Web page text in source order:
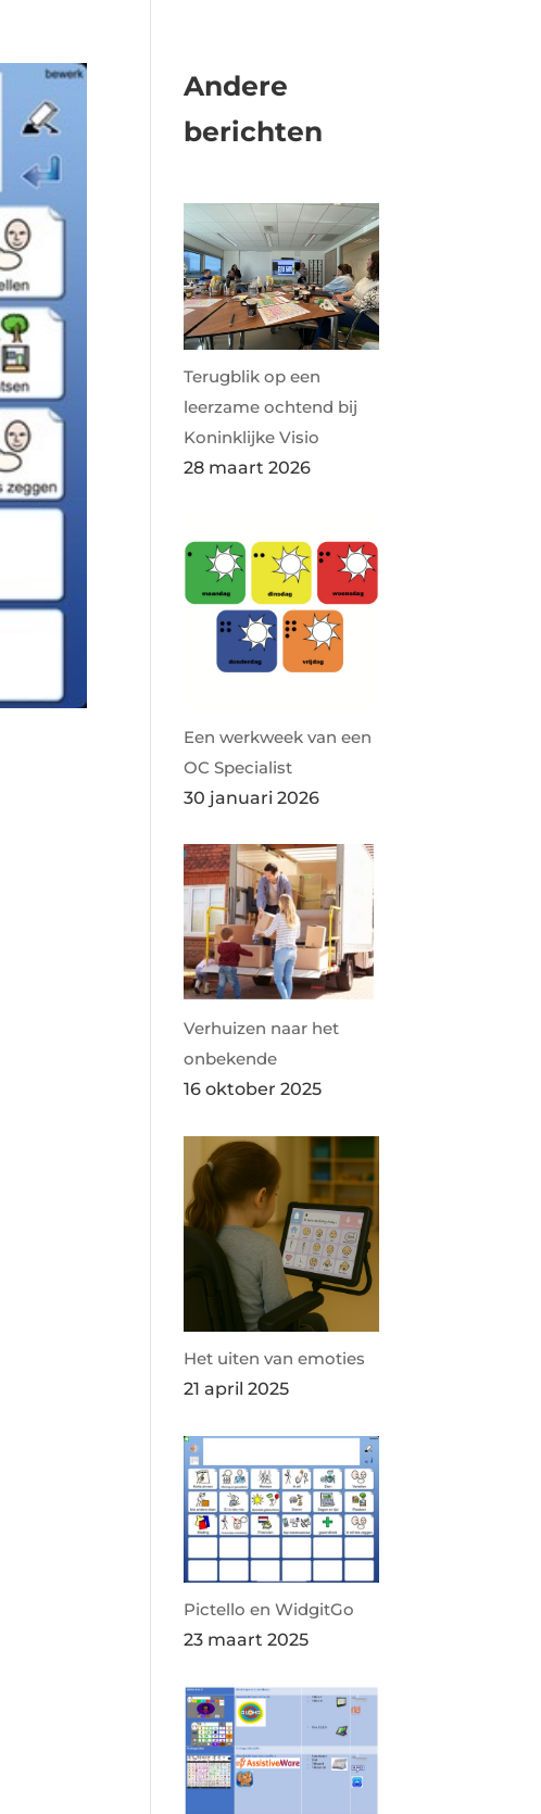
Andere
berichten
Terugblik op een
leerzame ochtend bij
Koninklijke Visio
28 maart 2026
Een werkweek van een
OC Specialist
30 januari 2026
Verhuizen naar het
onbekende
16 oktober 2025
Het uiten van emoties
21 april 2025
Pictello en WidgitGo
23 maart 2025